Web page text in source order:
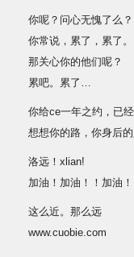
你呢？问心无愧了么？
你常说，累了，累了。
那关心你的他们呢？
累吧。累了…
你给ce一年之约，已
想想你的路，你身后的
洛远！xlian!
加油！加油！！加油！
这么近。那么远
www.cuobie.com